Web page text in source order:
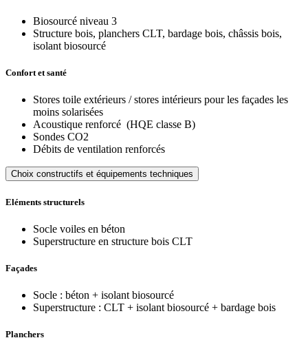
Biosourcé niveau 3
Structure bois, planchers CLT, bardage bois, châssis bois,
isolant biosourcé
Confort et santé
Stores toile extérieurs / stores intérieurs pour les façades les
moins solarisées
Acoustique renforcé (HQE classe B)
Sondes CO2
Débits de ventilation renforcés
Choix constructifs et équipements techniques
Eléments structurels
Socle voiles en béton
Superstructure en structure bois CLT
Façades
Socle : béton + isolant biosourcé
Superstructure : CLT + isolant biosourcé + bardage bois
Planchers